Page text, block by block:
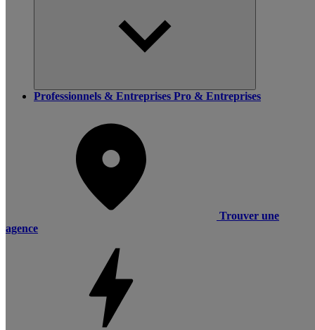
Professionnels & Entreprises Pro & Entreprises
Trouver une
agence